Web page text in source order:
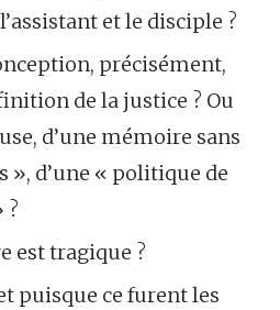
et le disciple ?
précisément,
de la justice ? Ou
d’une mémoire sans
», d’une « politique de
?
est tragique ?
puisque ce furent les